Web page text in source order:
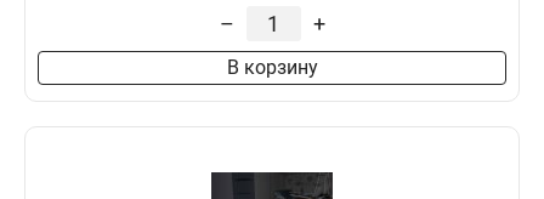
– +
В корзину